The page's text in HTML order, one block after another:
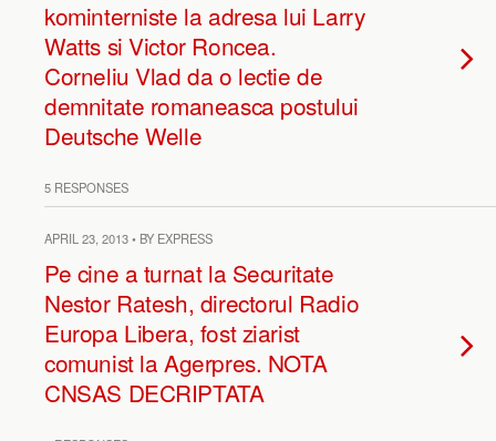
kominterniste la adresa lui Larry
Watts si Victor Roncea.
Corneliu Vlad da o lectie de
demnitate romaneasca postului
Deutsche Welle
5 RESPONSES
APRIL 23, 2013 • BY EXPRESS
Pe cine a turnat la Securitate
Nestor Ratesh, directorul Radio
Europa Libera, fost ziarist
comunist la Agerpres. NOTA
CNSAS DECRIPTATA